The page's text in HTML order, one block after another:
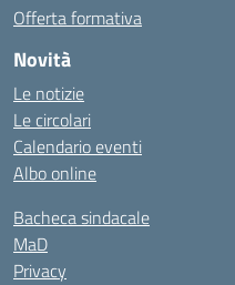
Offerta formativa
Novità
Le notizie
Le circolari
Calendario eventi
Albo online
Bacheca sindacale
MaD
Privacy